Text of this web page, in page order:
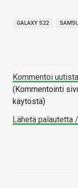
GALAXY S22
Kommentoi
(Kommentointi
käytöstä)
Lähetä palautetta